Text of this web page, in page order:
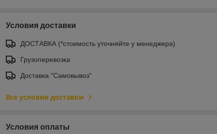
Условия доставки
ДОСТАВКА (*стоимость уточняйте у менеджера)
Грузоперевозка
Доставка "Самовывоз"
Все условия доставки
Условия оплаты